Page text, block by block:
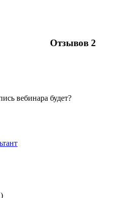
Отзывов 2
вебинара будет?